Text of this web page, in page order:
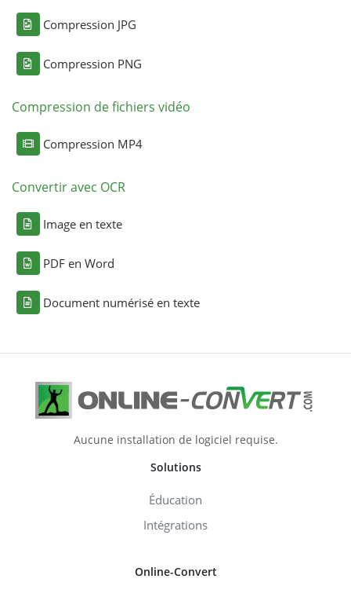
Compression JPG
Compression PNG
Compression de fichiers vidéo
Compression MP4
Convertir avec OCR
Image en texte
PDF en Word
Document numérisé en texte
Aucune installation de logiciel requise.
Solutions
Éducation
Intégrations
Online-Convert